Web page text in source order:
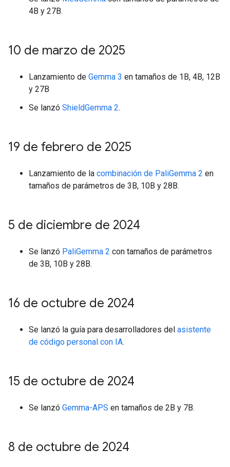
4B y 27B.
10 de marzo de 2025
Lanzamiento de Gemma 3 en tamaños de 1B, 4B, 12B
y 27B
Se lanzó ShieldGemma 2.
19 de febrero de 2025
Lanzamiento de la combinación de PaliGemma 2 en
tamaños de parámetros de 3B, 10B y 28B.
5 de diciembre de 2024
Se lanzó PaliGemma 2 con tamaños de parámetros
de 3B, 10B y 28B.
16 de octubre de 2024
Se lanzó la guía para desarrolladores del asistente
de código personal con IA.
15 de octubre de 2024
Se lanzó Gemma-APS en tamaños de 2B y 7B.
8 de octubre de 2024